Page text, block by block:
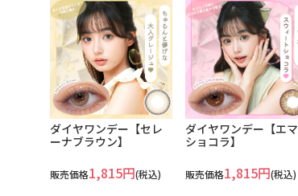
ダイヤワンデー【セレ
ーナブラウン】
販売価格1,815円(税込)
ダイヤワンデー【エマ
ショコラ】
販売価格1,815円(税込)